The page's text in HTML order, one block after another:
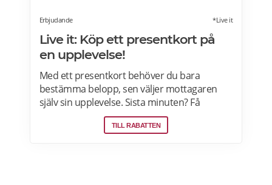
Erbjudande *Live it
Live it: Köp ett presentkort på
en upplevelse!
Med ett presentkort behöver du bara
bestämma belopp, sen väljer mottagaren
själv sin upplevelse. Sista minuten? Få
presentkortet med digital leverans direkt –
perfekt även i sista stund. Live it grundades
TILL RABATTEN